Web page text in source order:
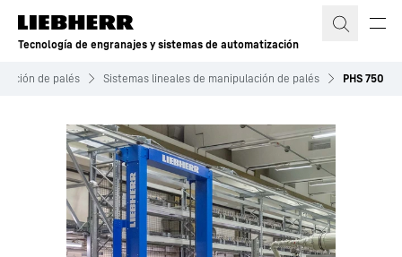
Tecnología de engranajes y sistemas de automatización
de palés Sistemas lineales de manipulación de palés PHS 750